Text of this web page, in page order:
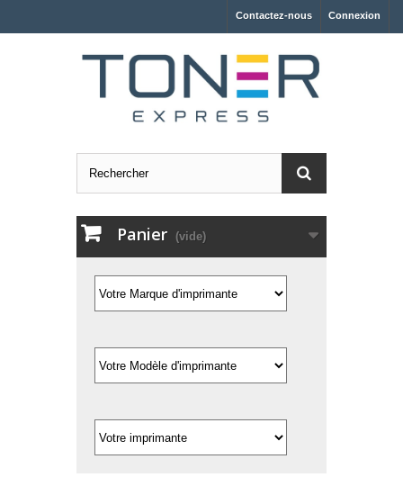
Connexion
Contactez-nous
Panier (vide)